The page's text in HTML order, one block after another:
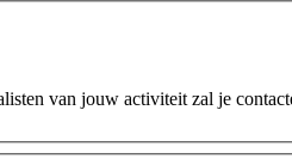
van jouw activiteit zal je